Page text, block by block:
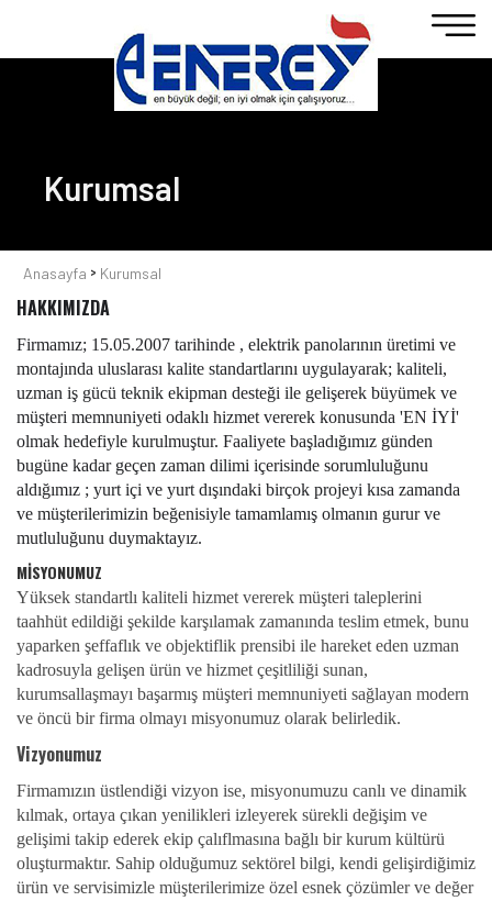
Kurumsal
Anasayfa > Kurumsal
HAKKIMIZDA
Firmamız; 15.05.2007 tarihinde , elektrik panolarının üretimi ve
montajında uluslarası kalite standartlarını uygulayarak; kaliteli,
uzman iş gücü teknik ekipman desteği ile gelişerek büyümek ve
müşteri memnuniyeti odaklı hizmet vererek konusunda 'EN İYİ'
olmak hedefiyle kurulmuştur. Faaliyete başladığımız günden
bugüne kadar geçen zaman dilimi içerisinde sorumluluğunu
aldığımız ; yurt içi ve yurt dışındaki birçok projeyi kısa zamanda
ve müşterilerimizin beğenisiyle tamamlamış olmanın gurur ve
mutluluğunu duymaktayız.
MİSYONUMUZ
Yüksek standartlı kaliteli hizmet vererek müşteri taleplerini
taahhüt edildiği şekilde karşılamak zamanında teslim etmek, bunu
yaparken şeffaflık ve objektiflik prensibi ile hareket eden uzman
kadrosuyla gelişen ürün ve hizmet çeşitliliği sunan,
kurumsallaşmayı başarmış müşteri memnuniyeti sağlayan modern
ve öncü bir firma olmayı misyonumuz olarak belirledik.
Vizyonumuz
Firmamızın üstlendiği vizyon ise, misyonumuzu canlı ve dinamik
kılmak, ortaya çıkan yenilikleri izleyerek sürekli değişim ve
gelişimi takip ederek ekip çalıflmasına bağlı bir kurum kültürü
oluşturmaktır. Sahip olduğumuz sektörel bilgi, kendi gelişirdiğimiz
ürün ve servisimizle müşterilerimize özel esnek çözümler ve değer